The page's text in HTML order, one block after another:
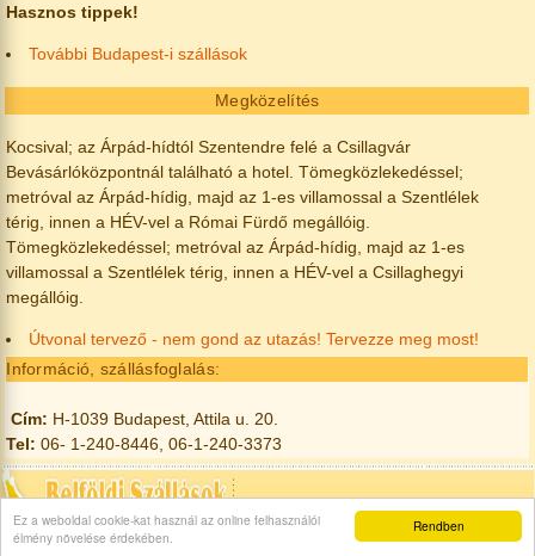
Rendben
Ez a weboldal cookie-kat használ az online felhasználói
élmény növelése érdekében.
Hasznos tippek!
További Budapest-i szállások
Megközelítés
Kocsival; az Árpád-hídtól Szentendre felé a Csillagvár
Bevásárlóközpontnál található a hotel. Tömegközlekedéssel;
metróval az Árpád-hídig, majd az 1-es villamossal a Szentlélek
térig, innen a HÉV-vel a Római Fürdő megállóig.
Tömegközlekedéssel; metróval az Árpád-hídig, majd az 1-es
villamossal a Szentlélek térig, innen a HÉV-vel a Csillaghegyi
megállóig.
Útvonal tervező - nem gond az utazás! Tervezze meg most!
Információ, szállásfoglalás:
Cím: H-1039 Budapest, Attila u. 20.
Tel: 06- 1-240-8446, 06-1-240-3373
© Minden jog fenntartva! 2004-2026 — Rólunk|Kapcsolat